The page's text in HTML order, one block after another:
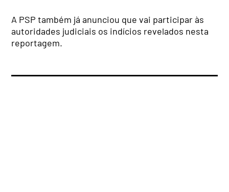
A PSP também já anunciou que vai participar às
autoridades judiciais os indícios revelados nesta
reportagem.